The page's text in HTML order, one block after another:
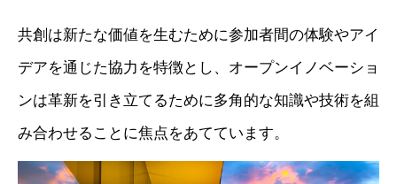
共創は新たな価値を生むために参加者間の体験やアイ
デアを通じた協力を特徴とし、オープンイノベーショ
ンは革新を引き立てるために多角的な知識や技術を組
み合わせることに焦点をあてています。